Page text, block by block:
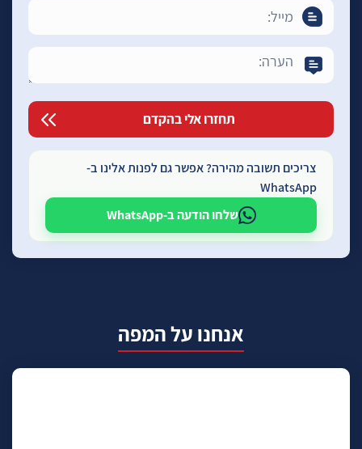
צריכים תשובה מהירה? אפשר גם לפנות אלינו ב-
WhatsApp
שלחו הודעה ב-WhatsApp
אנחנו על המפה